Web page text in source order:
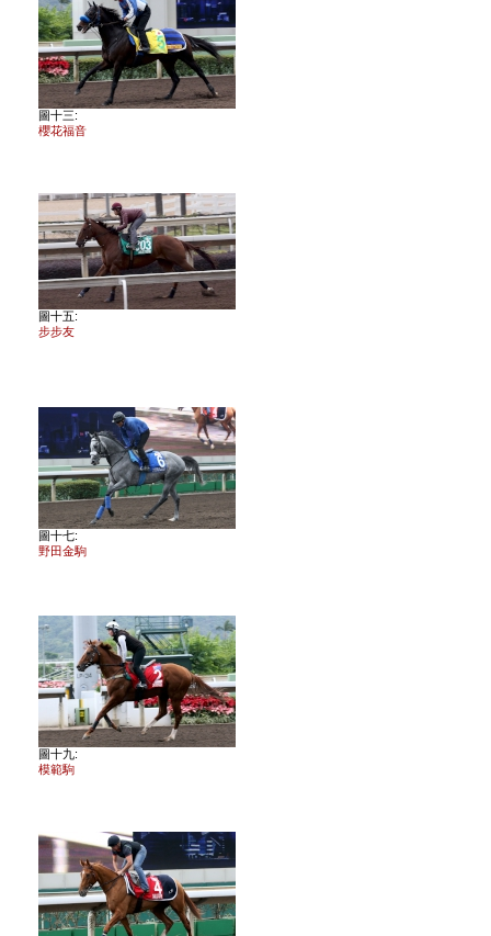
圖十三:
櫻花福音
圖十五:
步步友
圖十七:
野田金駒
圖十九:
模範駒